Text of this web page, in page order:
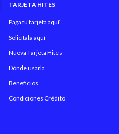
TARJETA HITES
Paga tu tarjeta aquí
Solicítala aquí
Nueva Tarjeta Hites
Dónde usarla
Beneficios
Condiciones Crédito